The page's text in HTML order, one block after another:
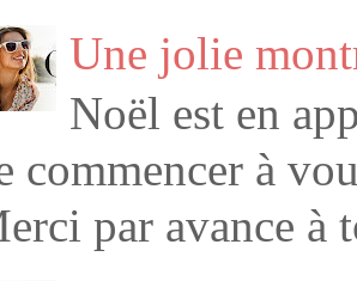
Une jolie
Noël est en
commencer à
par avance à